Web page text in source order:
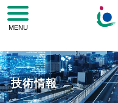
toggle
navigation
MENU
技術情報